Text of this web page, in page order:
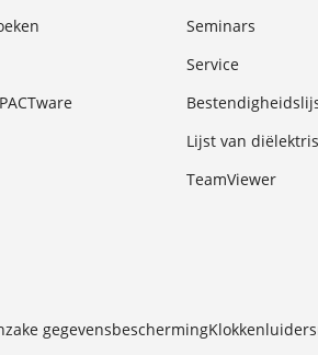
Seminars
Service
Lijst van
TeamViewer
gegevensbescherming